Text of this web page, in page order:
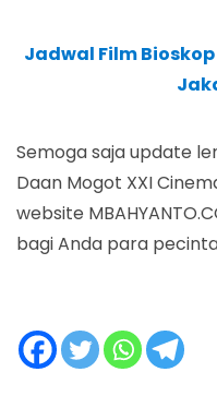
Jadwal Film Bioskop
Semoga saja update
Daan Mogot XXI
website
bagi Anda para